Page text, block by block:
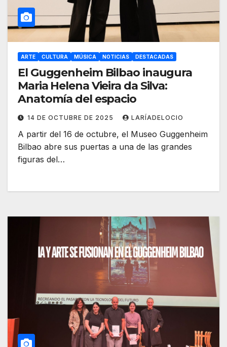
ARTE CULTURA MÚSICA NOTICIAS DESTACADAS
El Guggenheim Bilbao inaugura
Maria Helena Vieira da Silva:
Anatomía del espacio
14 DE OCTUBRE DE 2025 LARÍADELOCIO
A partir del 16 de octubre, el Museo Guggenheim
Bilbao abre sus puertas a una de las grandes
figuras del…